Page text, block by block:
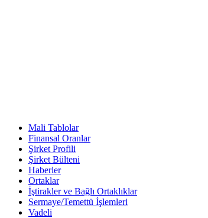
Mali Tablolar
Finansal Oranlar
Şirket Profili
Şirket Bülteni
Haberler
Ortaklar
İştirakler ve Bağlı Ortaklıklar
Sermaye/Temettü İşlemleri
Vadeli